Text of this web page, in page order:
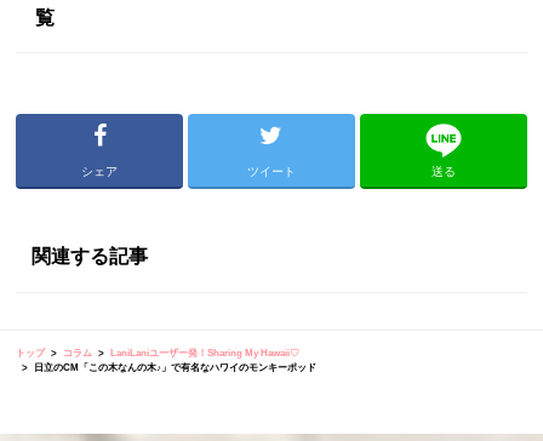
覧
シェア ツイート 送る
関連する記事
トップ コラム
LaniLaniユーザー発！Sharing My Hawaii♡
日立のCM「この木なんの木♪」で有名なハワイのモンキーポッド